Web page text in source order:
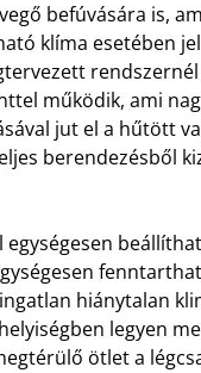
befúvására is,
klíma esetében
működik, ami
jut el a hűtött
berendezésből
hiánytalan
legyen
ötlet a